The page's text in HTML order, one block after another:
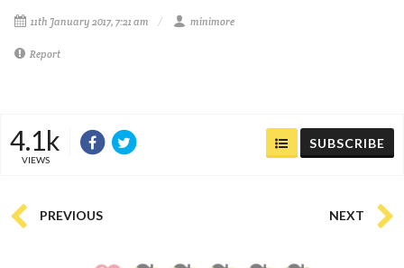
11th January 2017, 7:21 am minimore
Report
4.1k
VIEWS
SUBSCRIBE
PREVIOUS NEXT